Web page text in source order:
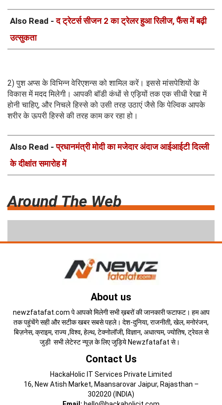
Also Read -द ट्रेटर्स सीजन 2 का ट्रेलर हुआ रिलीज, फैंस में बढ़ी
उत्सुकता
2) पुश अप्स के विभिन्न वेरिएशन्स को शामिल करें। इससे मांसपेशियों के
विकास में मदद मिलेगी। आपकी बॉडी कंधों से एड़ियों तक एक सीधी रेखा में
होनी चाहिए, और निचले हिस्से को उसी तरह उठाएं जैसे कि पेल्विक आपके
शरीर के ऊपरी हिस्से की तरह काम कर रहा हो।
Also Read -प्रधानमंत्री मोदी का मजेदार अंदाज आईआईटी दिल्ली
के दीक्षांत समारोह में
Around The Web
About us
newzfatafat.com पे आपको मिलेगी सभी ख़बरों की जानकारी फटाफट। हम आप
तक पहुंचेंगे सही और सटीक खबर सबसे पहले। देश-दुनिया, राजनीती, खेल, मनोरंजन,
बिज़नेस, क्राइम, राज्य ,विश्व, हेल्थ, टेक्नोलॉजी, विज्ञान, अधात्यम, ज्योतिष, ट्रेवल से
जुड़ी सभी लेटेस्ट न्यूज़ के लिए जुड़िये Newzfatafat से।
Contact Us
HackaHolic IT Services Private Limited
16, New Atish Market, Maansarovar Jaipur, Rajasthan –
302020 (INDIA)